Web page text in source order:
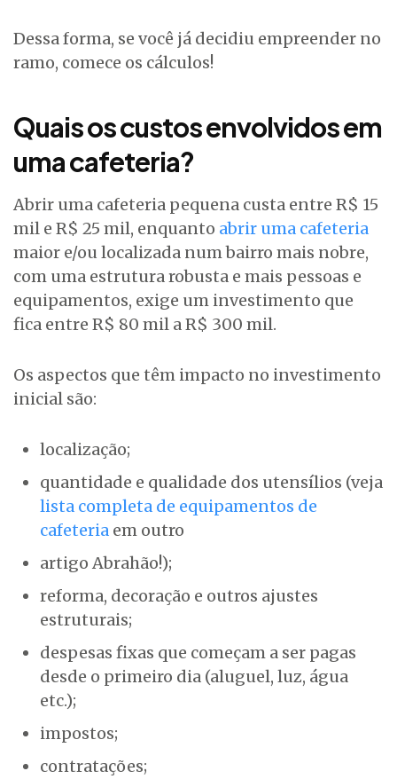
Dessa forma, se você já decidiu empreender no
ramo, comece os cálculos!
Quais os custos envolvidos em
uma cafeteria?
Abrir uma cafeteria pequena custa entre R$ 15
mil e R$ 25 mil, enquanto abrir uma cafeteria
maior e/ou localizada num bairro mais nobre,
com uma estrutura robusta e mais pessoas e
equipamentos, exige um investimento que
fica entre R$ 80 mil a R$ 300 mil.
Os aspectos que têm impacto no investimento
inicial são:
localização;
quantidade e qualidade dos utensílios (veja
lista completa de equipamentos de
cafeteria em outro
artigo Abrahão!);
reforma, decoração e outros ajustes
estruturais;
despesas fixas que começam a ser pagas
desde o primeiro dia (aluguel, luz, água
etc.);
impostos;
contratações;